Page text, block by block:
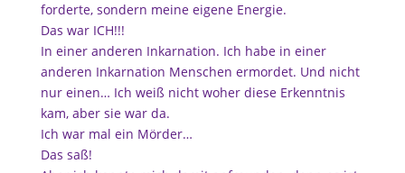
forderte, sondern meine eigene Energie.
Das war ICH!!!
In einer anderen Inkarnation. Ich habe in einer
anderen Inkarnation Menschen ermordet. Und nicht
nur einen… Ich weiß nicht woher diese Erkenntnis
kam, aber sie war da.
Ich war mal ein Mörder…
Das saß!